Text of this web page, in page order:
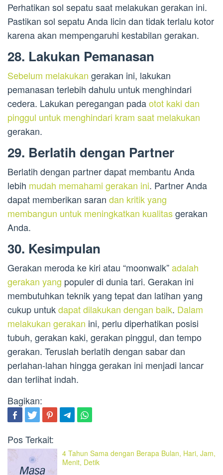
Perhatikan sol sepatu saat melakukan gerakan ini.
Pastikan sol sepatu Anda licin dan tidak terlalu kotor
karena akan mempengaruhi kestabilan gerakan.
28. Lakukan Pemanasan
Sebelum melakukan gerakan ini, lakukan
pemanasan terlebih dahulu untuk menghindari
cedera. Lakukan peregangan padaotot kaki dan
pinggul untuk menghindari kram saat melakukan
gerakan.
29. Berlatih dengan Partner
Berlatih dengan partner dapat membantu Anda
lebih mudah memahami gerakan ini. Partner Anda
dapat memberikan saran dan kritik yang
membangun untuk meningkatkan kualitasgerakan
Anda.
30. Kesimpulan
Gerakan meroda ke kiri atau “moonwalk”adalah
gerakan yang populer di dunia tari. Gerakan ini
membutuhkan teknik yang tepat dan latihan yang
cukup untukdapat dilakukan dengan baik. Dalam
melakukan gerakan ini, perlu diperhatikan posisi
tubuh, gerakan kaki, gerakan pinggul, dan tempo
gerakan. Teruslah berlatih dengan sabar dan
perlahan-lahan hingga gerakan ini menjadi lancar
dan terlihat indah.
Bagikan:
Pos Terkait:
4 Tahun Sama dengan Berapa Bulan, Hari, Jam,
Menit, Detik